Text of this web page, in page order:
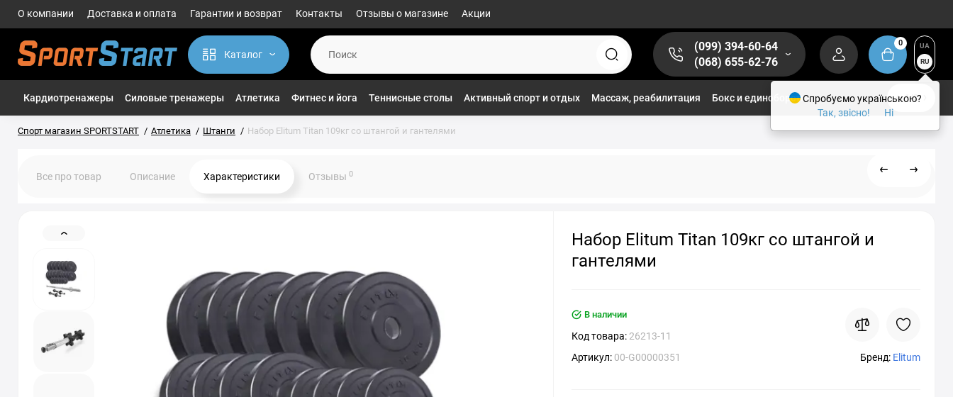
О компании Доставка и оплата Гарантии и возврат Контакты Отзывы о магазине Акции
Каталог
(099) 394-60-64
(068) 655-62-76
0
UA
RU
Кардиотренажеры Силовые тренажеры Атлетика Фитнес и йога Теннисные столы Активный спорт и отдых Массаж, реабилитация Бокс и единоборства 1/2
Спорт магазин SPORTSTART Атлетика Штанги Набор Elitum Titan 109кг со штангой и гантелями
Все про товар Описание Характеристики Отзывы 0
Набор Elitum Titan 109кг со штангой и
гантелями
В наличии
Код товара: 26213-11
Артикул: 00-G00000351 Бренд: Elitum
Спробуємо українською?
Так, звісно!
Ні